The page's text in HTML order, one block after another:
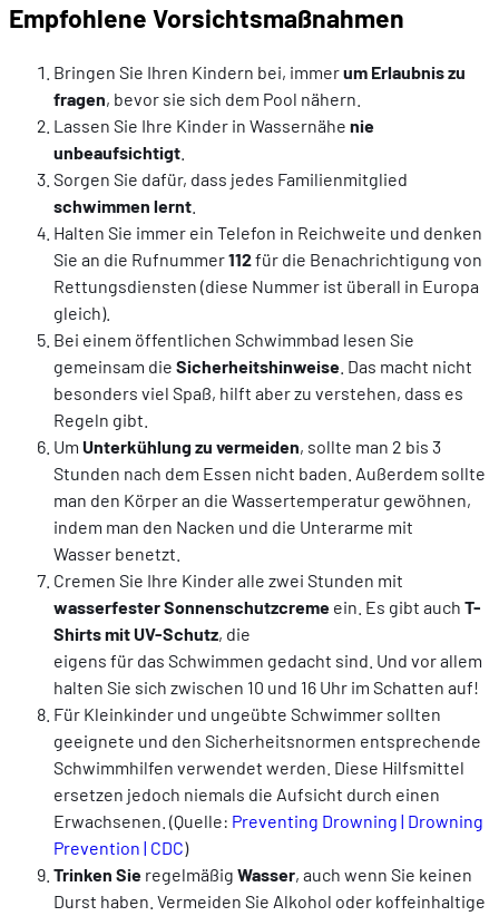
Empfohlene Vorsichtsmaßnahmen
Bringen Sie Ihren Kindern bei, immerum Erlaubnis zu
fragen, bevor sie sich dem Pool nähern.
Lassen Sie Ihre Kinder in Wassernähe nie
unbeaufsichtigt
Sorgen Sie dafür, dass jedes Familienmitglied
schwimmen lernt
Halten Sie immer ein Telefon in Reichweite und denken
Sie an die Rufnummer112für die Benachrichtigung von
Rettungsdiensten (diese Nummer ist überall in Europa
gleich).
Bei einem öffentlichen Schwimmbad lesen Sie
gemeinsam die Sicherheitshinweise . Das macht nicht
besonders viel Spaß, hilft aber zu verstehen, dass es
Regeln gibt.
Um Unterkühlung zu vermeiden, sollte man 2 bis 3
Stunden nach dem Essen nicht baden. Außerdem sollte
man den Körper an die Wassertemperatur gewöhnen,
indem man den Nacken und die Unterarme mit
Wasser benetzt.
Cremen Sie Ihre Kinder alle zwei Stunden mit
wasserfester Sonnenschutzcreme ein. Es gibt auch T-
Shirts mit UV-Schutz, die
eigens für das Schwimmen gedacht sind. Und vor allem
halten Sie sich zwischen 10 und 16 Uhr im Schatten auf!
Für Kleinkinder und ungeübte Schwimmer sollten
geeignete und den Sicherheitsnormen entsprechende
Schwimmhilfen verwendet werden. Diese Hilfsmittel
ersetzen jedoch niemals die Aufsicht durch einen
Erwachsenen. (Quelle: Preventing Drowning | Drowning
Prevention | CDC)
Trinken Sie regelmäßig Wasser, auch wenn Sie keinen
Durst haben. Vermeiden Sie Alkohol oder koffeinhaltige